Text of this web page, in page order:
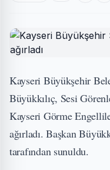
Kayseri Büyükşehir
Büyükkılıç, Sesi
Kayseri Görme
ağırladı. Başkan
tarafından sunuldu.